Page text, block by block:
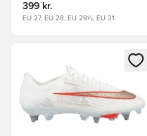
399 kr.
EU 27, EU 28, EU 29½, EU 31
Åbner en Modal til at